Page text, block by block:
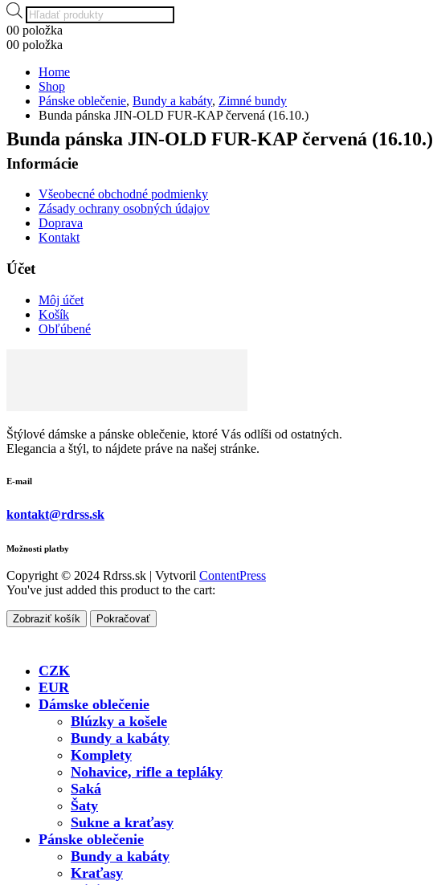
Products
search
00 položka
00 položka
Home
Shop
Pánske oblečenie, Bundy a kabáty, Zimné bundy
Bunda pánska JIN-OLD FUR-KAP červená (16.10.)
Bunda pánska JIN-OLD FUR-KAP červená (16.10.)
Informácie
Všeobecné obchodné podmienky
Zásady ochrany osobných údajov
Doprava
Kontakt
Účet
Môj účet
Košík
Obľúbené
Štýlové dámske a pánske oblečenie, ktoré Vás odlíši od ostatných.
Elegancia a štýl, to nájdete práve na našej stránke.
E-mail
kontakt@rdrss.sk
Možnosti platby
Copyright © 2024 Rdrss.sk | Vytvoril ContentPress
You've just added this product to the cart:
Zobraziť košík Pokračovať
CZK
EUR
Dámske oblečenie
Blúzky a košele
Bundy a kabáty
Komplety
Nohavice, rifle a tepláky
Saká
Šaty
Sukne a kraťasy
Pánske oblečenie
Bundy a kabáty
Kraťasy